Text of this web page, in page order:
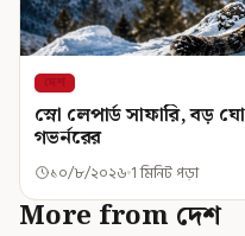
দেশ
স্নো লেপার্ড সাফারি, বড়
গভর্নরের
১০/৮/২০২৬ 1 মিনিট পড়া
More from দেশ